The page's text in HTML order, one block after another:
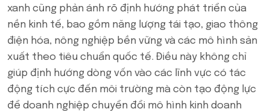
xanh cũng phản ánh rõ định hướng phát triển của
nền kinh tế, bao gồm năng lượng tái tạo, giao thông
điện hóa, nông nghiệp bền vững và các mô hình sản
xuất theo tiêu chuẩn quốc tế. Điều này không chỉ
giúp định hướng dòng vốn vào các lĩnh vực có tác
động tích cực đến môi trường mà còn tạo động lực
để doanh nghiệp chuyển đổi mô hình kinh doanh